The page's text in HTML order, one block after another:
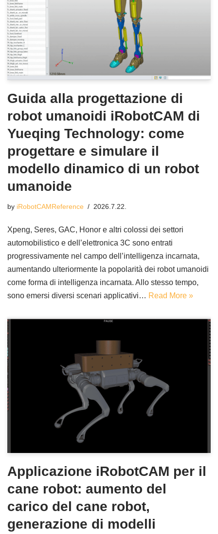
Guida alla progettazione di
robot umanoidi iRobotCAM di
Yueqing Technology: come
progettare e simulare il
modello dinamico di un robot
umanoide
by iRobotCAMReference 2026.7.22.
Xpeng, Seres, GAC, Honor e altri colossi dei settori
automobilistico e dell’elettronica 3C sono entrati
progressivamente nel campo dell’intelligenza incarnata,
aumentando ulteriormente la popolarità dei robot umanoidi
come forma di intelligenza incarnata. Allo stesso tempo,
sono emersi diversi scenari applicativi… Read More »
Applicazione iRobotCAM per il
cane robot: aumento del
carico del cane robot,
generazione di modelli